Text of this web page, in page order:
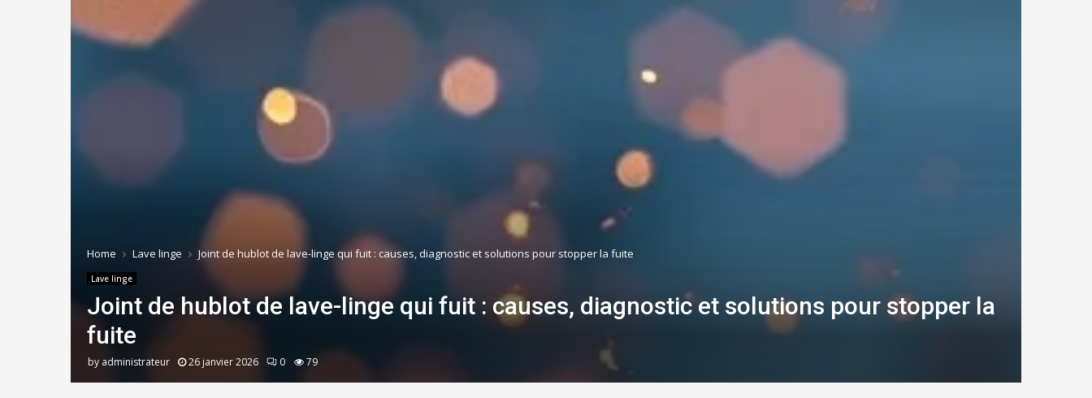
Home Lave linge Joint de hublot de lave-linge qui fuit : causes, diagnostic et solutions pour stopper la fuite
Lave linge
Joint de hublot de lave-linge qui fuit : causes, diagnostic et solutions pour stopper la
fuite
by administrateur 26 janvier 2026 0 79